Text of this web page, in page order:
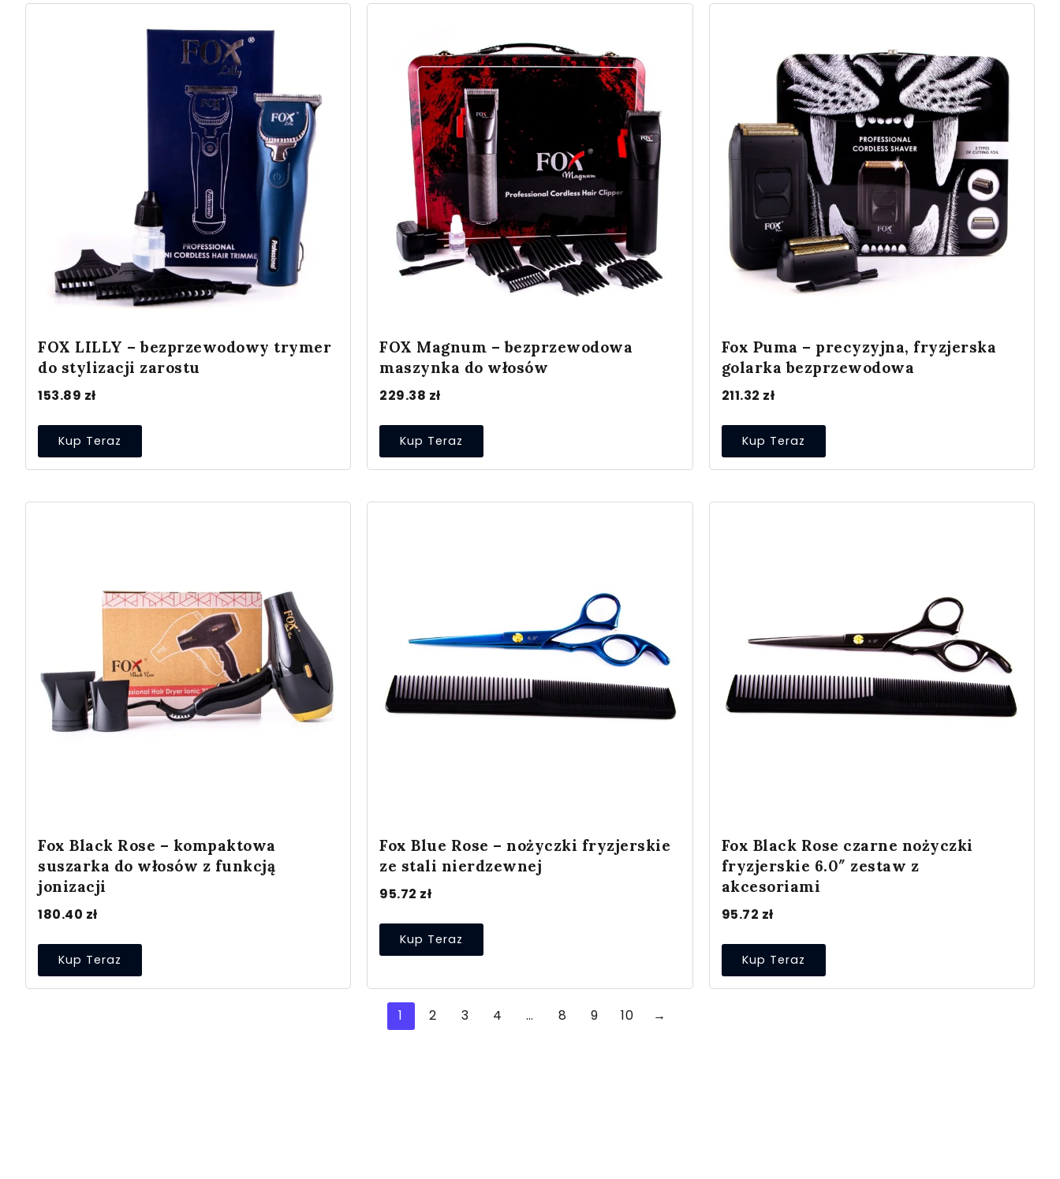
FOX LILLY – bezprzewodowy trymer
do stylizacji zarostu
153.89 zł
Kup Teraz
FOX Magnum – bezprzewodowa
maszynka do włosów
229.38 zł
Kup Teraz
Fox Puma – precyzyjna, fryzjerska
golarka bezprzewodowa
211.32 zł
Kup Teraz
Fox Black Rose – kompaktowa
suszarka do włosów z funkcją
jonizacji
180.40 zł
Kup Teraz
Fox Blue Rose – nożyczki fryzjerskie
ze stali nierdzewnej
95.72 zł
Kup Teraz
Fox Black Rose czarne nożyczki
fryzjerskie 6.0″ zestaw z
akcesoriami
95.72 zł
Kup Teraz
1 2 3 4 … 8 9 10 →